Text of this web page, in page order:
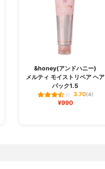
&honey(アンドハニー)
メルティ モイストリペア ヘア
パック1.5
3.70(4)
¥990